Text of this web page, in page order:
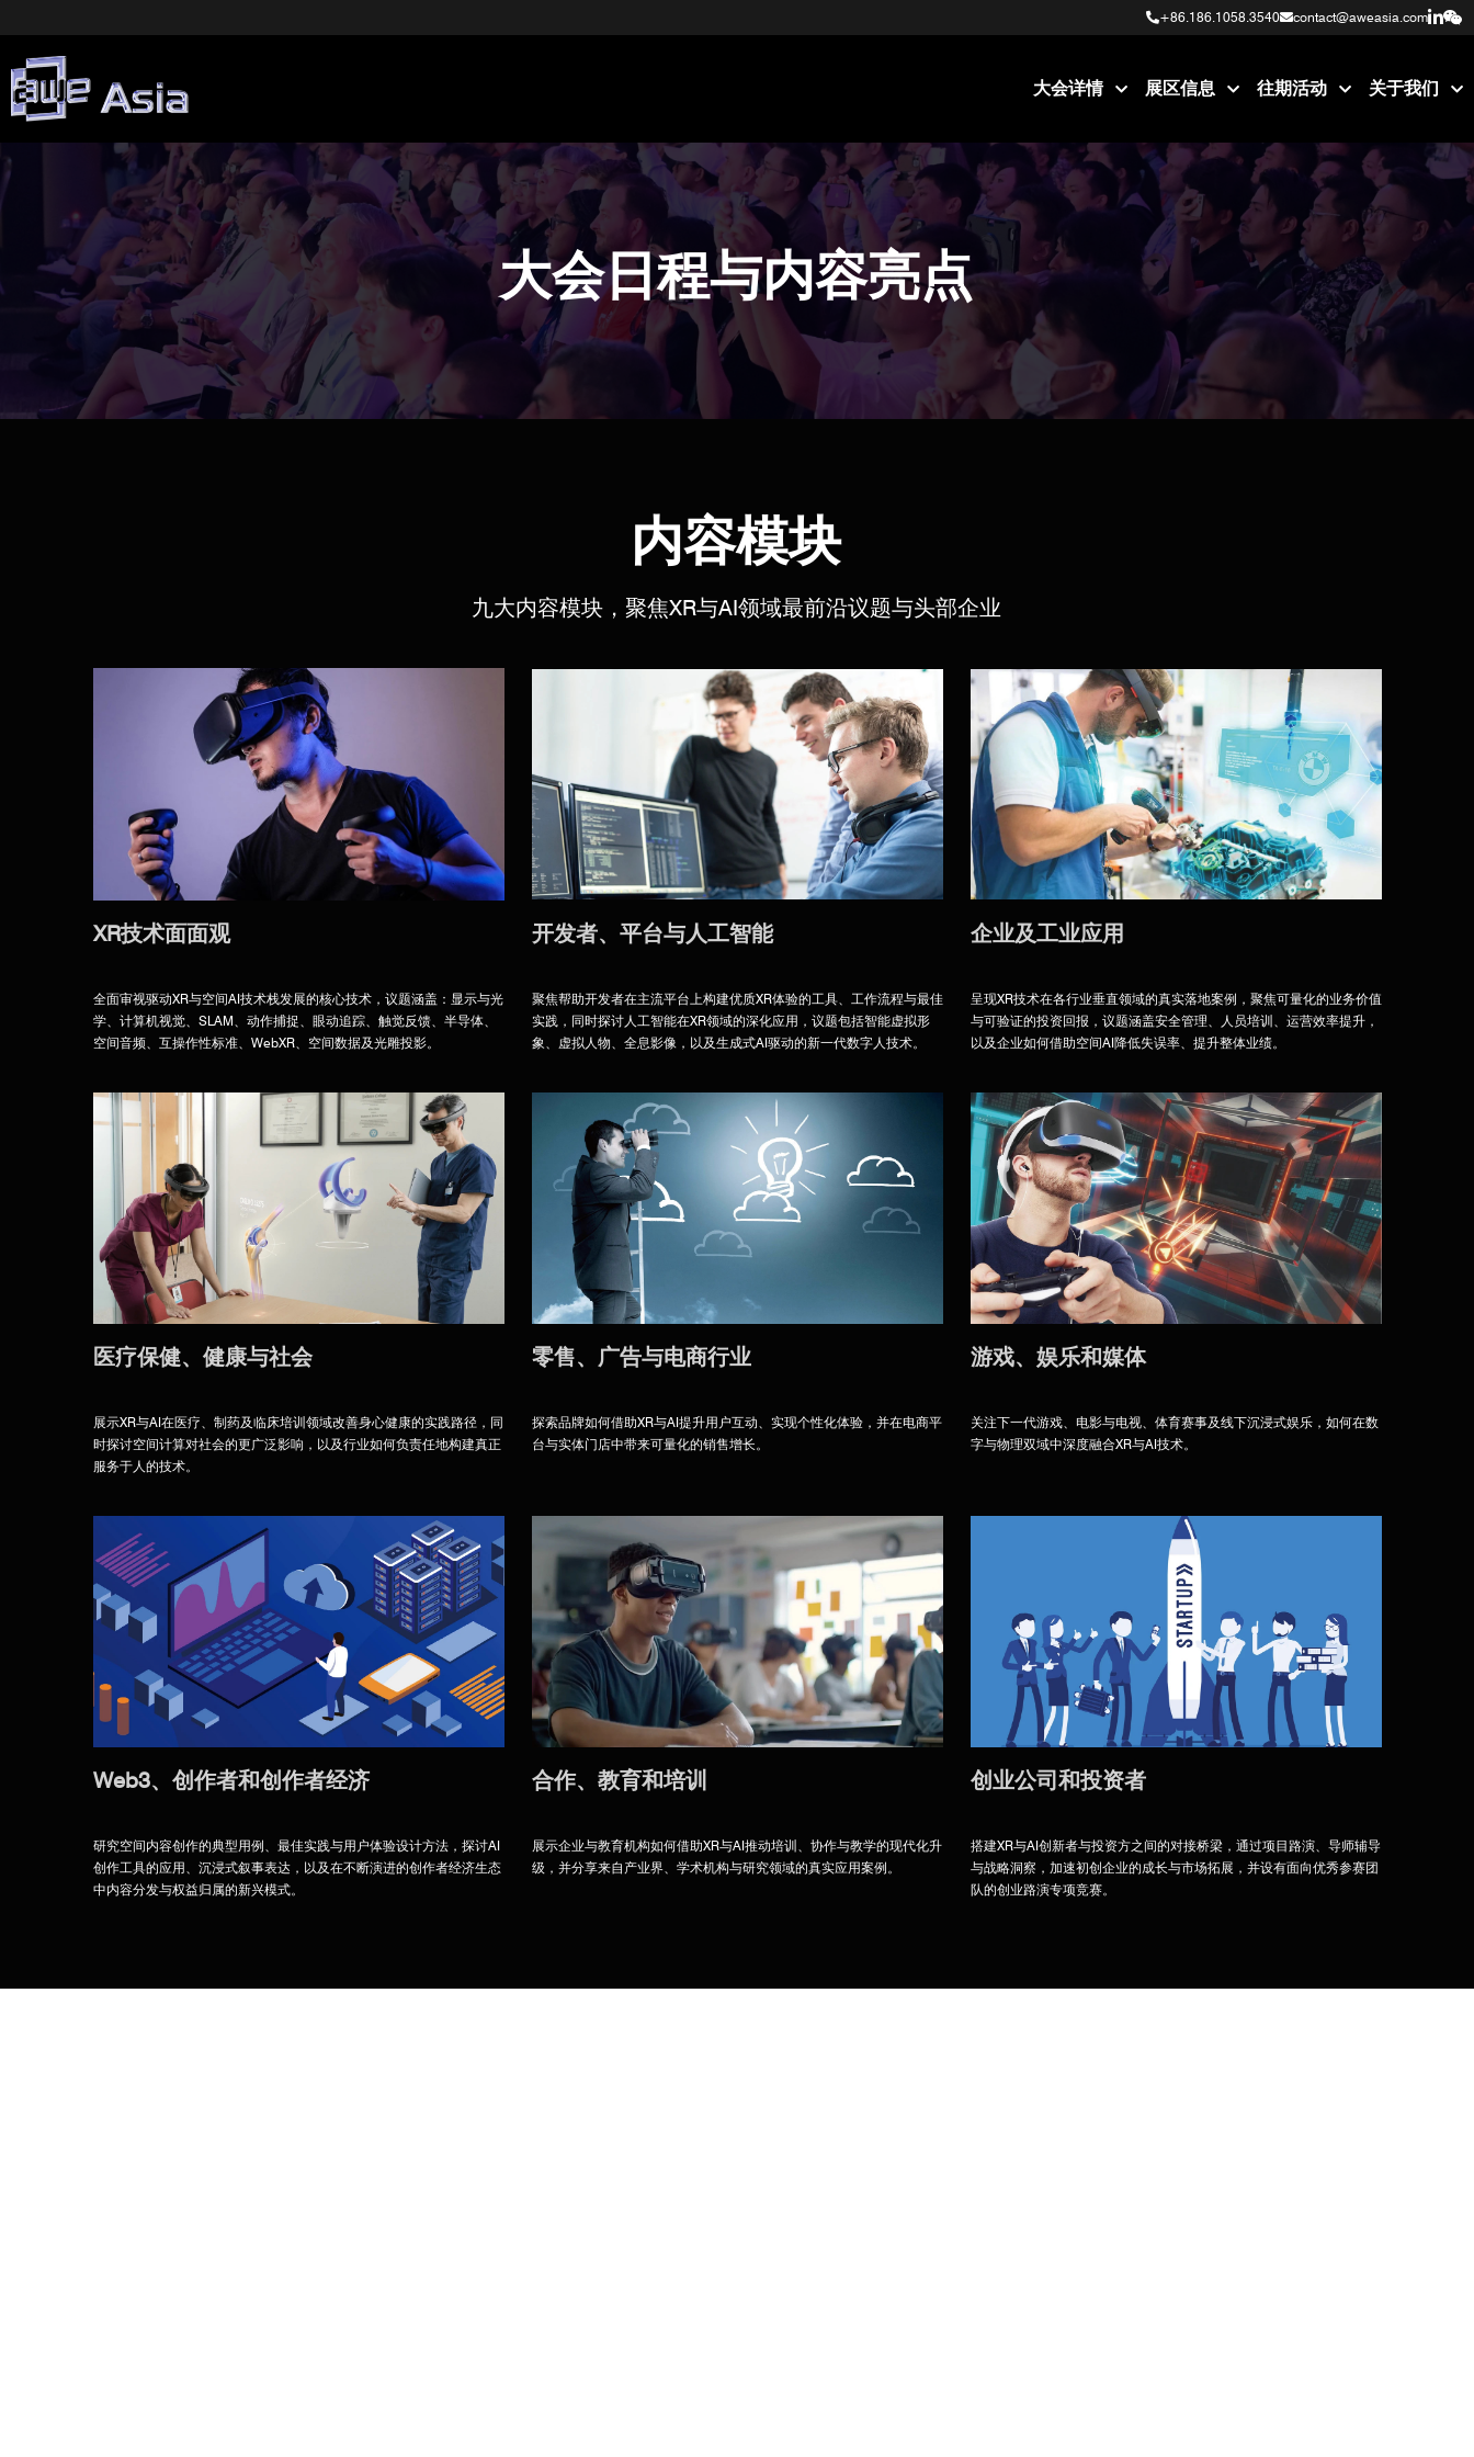
+86.186.1058.3540 contact@aweasia.com
+86.186.1058.3540 contact@aweasia.com
大会详情 展区信息 往期活动 关于我们
大会日程与内容亮点
内容模块
九大内容模块，聚焦XR与AI领域最前沿议题与头部企业
XR技术面面观
全面审视驱动XR与空间AI技术栈发展的核心技术，议题涵盖：显示与光
学、计算机视觉、SLAM、动作捕捉、眼动追踪、触觉反馈、半导体、
空间音频、互操作性标准、WebXR、空间数据及光雕投影。
开发者、平台与人工智能
聚焦帮助开发者在主流平台上构建优质XR体验的工具、工作流程与最佳
实践，同时探讨人工智能在XR领域的深化应用，议题包括智能虚拟形
象、虚拟人物、全息影像，以及生成式AI驱动的新一代数字人技术。
企业及工业应用
呈现XR技术在各行业垂直领域的真实落地案例，聚焦可量化的业务价值
与可验证的投资回报，议题涵盖安全管理、人员培训、运营效率提升，
以及企业如何借助空间AI降低失误率、提升整体业绩。
医疗保健、健康与社会
展示XR与AI在医疗、制药及临床培训领域改善身心健康的实践路径，同
时探讨空间计算对社会的更广泛影响，以及行业如何负责任地构建真正
服务于人的技术。
零售、广告与电商行业
探索品牌如何借助XR与AI提升用户互动、实现个性化体验，并在电商平
台与实体门店中带来可量化的销售增长。
游戏、娱乐和媒体
关注下一代游戏、电影与电视、体育赛事及线下沉浸式娱乐，如何在数
字与物理双域中深度融合XR与AI技术。
Web3、创作者和创作者经济
研究空间内容创作的典型用例、最佳实践与用户体验设计方法，探讨AI
创作工具的应用、沉浸式叙事表达，以及在不断演进的创作者经济生态
中内容分发与权益归属的新兴模式。
合作、教育和培训
展示企业与教育机构如何借助XR与AI推动培训、协作与教学的现代化升
级，并分享来自产业界、学术机构与研究领域的真实应用案例。
创业公司和投资者
搭建XR与AI创新者与投资方之间的对接桥梁，通过项目路演、导师辅导
与战略洞察，加速初创企业的成长与市场拓展，并设有面向优秀参赛团
队的创业路演专项竞赛。